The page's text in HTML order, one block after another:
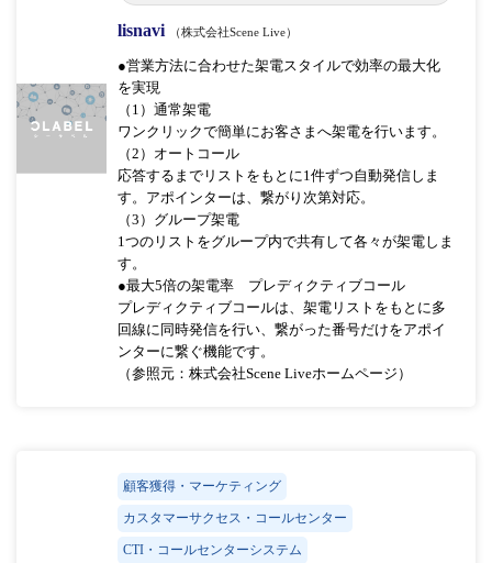
lisnavi （株式会社Scene Live）
●営業方法に合わせた架電スタイルで効率の最大化
を実現
（1）通常架電
ワンクリックで簡単にお客さまへ架電を行います。
（2）オートコール
応答するまでリストをもとに1件ずつ自動発信しま
す。アポインターは、繋がり次第対応。
（3）グループ架電
1つのリストをグループ内で共有して各々が架電しま
す。
●最大5倍の架電率 プレディクティブコール
プレディクティブコールは、架電リストをもとに多
回線に同時発信を行い、繋がった番号だけをアポイ
ンターに繋ぐ機能です。
（参照元：株式会社Scene Liveホームページ）
顧客獲得・マーケティング
カスタマーサクセス・コールセンター
CTI・コールセンターシステム